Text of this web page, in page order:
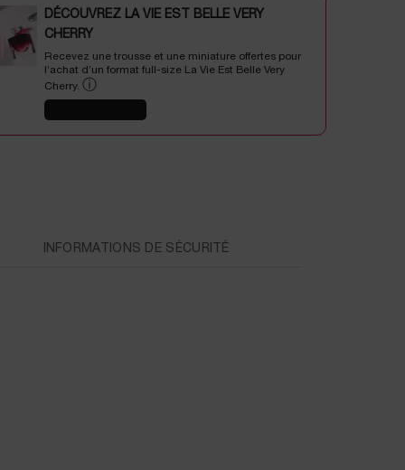
DÉCOUVREZ LA VIE EST BELLE VERY
CHERRY
Recevez une trousse et une miniature offertes pour
l’achat d’un format full-size La Vie Est Belle Very
Cherry. ⓘ
INFORMATIONS DE SÉCURITÉ